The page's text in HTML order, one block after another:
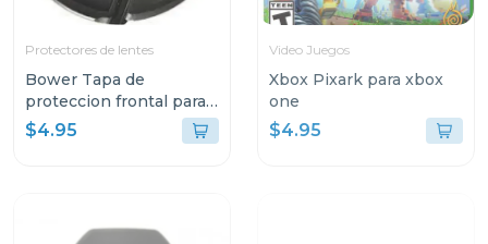
Protectores de lentes
Bower Tapa de
proteccion frontal para
lentes 67mm
$4.95
Video Juegos
Xbox Pixark para xbox
one
$4.95